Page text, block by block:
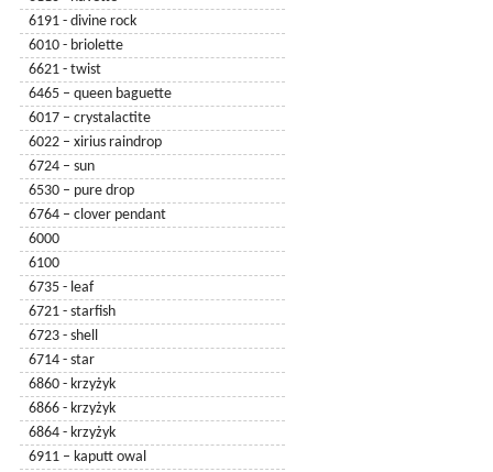
6191 - divine rock
6010 - briolette
6621 - twist
6465 – queen baguette
6017 – crystalactite
6022 – xirius raindrop
6724 – sun
6530 – pure drop
6764 – clover pendant
6000
6100
6735 - leaf
6721 - starfish
6723 - shell
6714 - star
6860 - krzyżyk
6866 - krzyżyk
6864 - krzyżyk
6911 – kaputt owal